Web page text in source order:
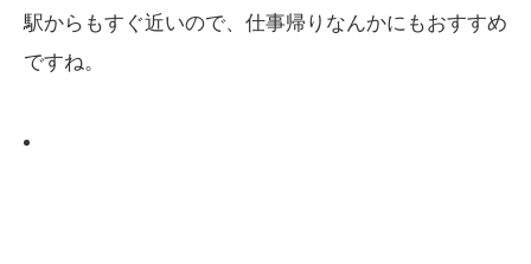
駅からもすぐ近いので、仕事帰りなんかにもおすすめ
ですね。